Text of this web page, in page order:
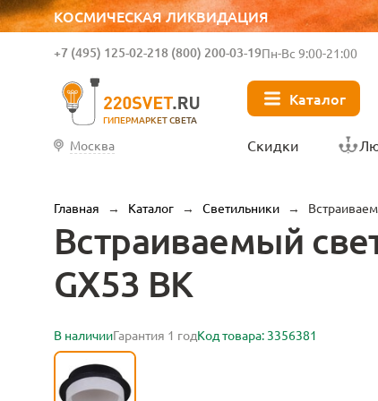
КОСМИЧЕСКАЯ ЛИКВИДАЦИЯ
ГИПЕРМАРКЕТ СВЕТА
+7 (495) 125-02-218 (800) 200-03-19Пн-Вс 9:00-21:00
Каталог
Москва Скидки
Главная → Каталог → Светильники →
Встраиваемый
GX53 BK
В наличииГарантия 1 годКод товара: 3356381